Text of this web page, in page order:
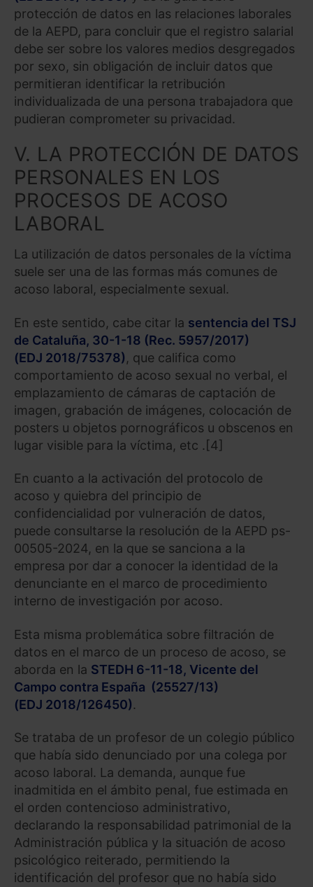
protección de datos en las relaciones laborales
de la AEPD, para concluir que el registro salarial
debe ser sobre los valores medios desgregados
por sexo, sin obligación de incluir datos que
permitieran identificar la retribución
individualizada de una persona trabajadora que
pudieran comprometer su privacidad.
V. LA PROTECCIÓN DE DATOS
PERSONALES EN LOS
PROCESOS DE ACOSO
LABORAL
La utilización de datos personales de la víctima
suele ser una de las formas más comunes de
acoso laboral, especialmente sexual.
En este sentido, cabe citar la sentencia del TSJ
de Cataluña, 30-1-18 (Rec. 5957/2017)
(EDJ 2018/75378), que califica como
comportamiento de acoso sexual no verbal, el
emplazamiento de cámaras de captación de
imagen, grabación de imágenes, colocación de
posters u objetos pornográficos u obscenos en
lugar visible para la víctima, etc .[4]
En cuanto a la activación del protocolo de
acoso y quiebra del principio de
confidencialidad por vulneración de datos,
puede consultarse la resolución de la AEPD ps-
00505-2024, en la que se sanciona a la
empresa por dar a conocer la identidad de la
denunciante en el marco de procedimiento
interno de investigación por acoso.
Esta misma problemática sobre filtración de
datos en el marco de un proceso de acoso, se
aborda en la STEDH 6-11-18, Vicente del
Campo contra España (25527/13)
(EDJ 2018/126450).
Se trataba de un profesor de un colegio público
que había sido denunciado por una colega por
acoso laboral. La demanda, aunque fue
inadmitida en el ámbito penal, fue estimada en
el orden contencioso administrativo,
declarando la responsabilidad patrimonial de la
Administración pública y la situación de acoso
psicológico reiterado, permitiendo la
identificación del profesor que no había sido